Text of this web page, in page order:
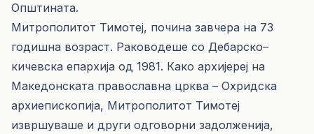
Општината.
Митрополитот Тимотеј, почина завчера на 73
годишна возраст. Раководеше со Дебарско–
кичевска епархија од 1981. Како архијереј на
Македонската православна црква – Охридска
архиепископија, Митрополитот Тимотеј
извршуваше и други одговорни задолженија,